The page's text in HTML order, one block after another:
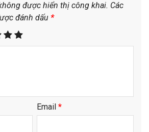
được hiển thị công khai. Các
đánh dấu *
Email *